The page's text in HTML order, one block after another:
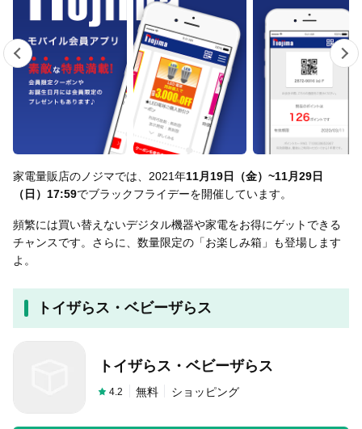
家電量販店のノジマでは、2021年11月19日（金）~11月29日
（日）17:59でブラックフライデーを開催しています。
頻繁には買い替えないデジタル機器や家電をお得にゲットできる
チャンスです。さらに、数量限定の「お楽しみ箱」も登場します
よ。
トイザらス・ベビーザらス
トイザらス・ベビーザらス
4.2 無料 ショッピング